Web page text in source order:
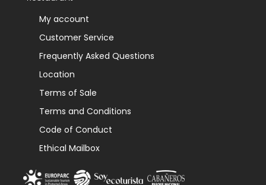
My account
Customer Service
Frequently Asked Questions
Location
Terms of Sale
Terms and Conditions
Code of Conduct
Ethical Mailbox